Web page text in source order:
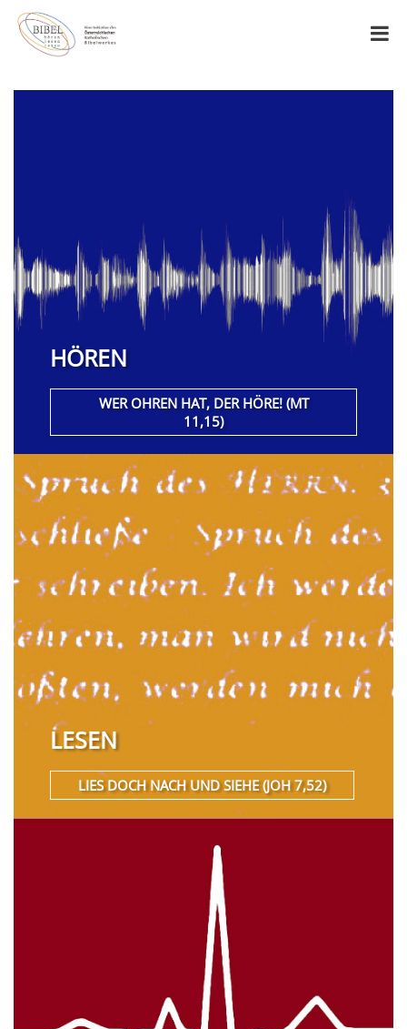
HÖREN
WER OHREN HAT, DER HÖRE! (MT
11,15)
LESEN
LIES DOCH NACH UND SIEHE (JOH 7,52)